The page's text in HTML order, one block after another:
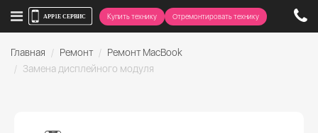
Купить технику Отремонтировать технику
Главная Ремонт
Ремонт MacBook
Замена дисплейного модуля